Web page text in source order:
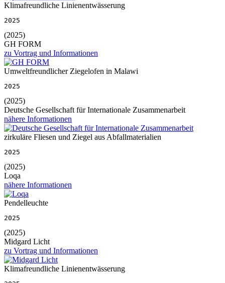
Klimafreundliche Linienentwässerung
2025
(2025)
GH FORM
zu Vortrag und Informationen
Umweltfreundlicher Ziegelofen in Malawi
2025
(2025)
Deutsche Gesellschaft für Internationale Zusammenarbeit
nähere Informationen
zirkuläre Fliesen und Ziegel aus Abfallmaterialien
2025
(2025)
Loqa
nähere Informationen
Pendelleuchte
2025
(2025)
Midgard Licht
zu Vortrag und Informationen
Klimafreundliche Linienentwässerung